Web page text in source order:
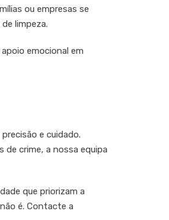
ou empresas se
limpeza.
emocional em
e cuidado.
de crime, a nossa equipa
que priorizam a
é. Contacte a